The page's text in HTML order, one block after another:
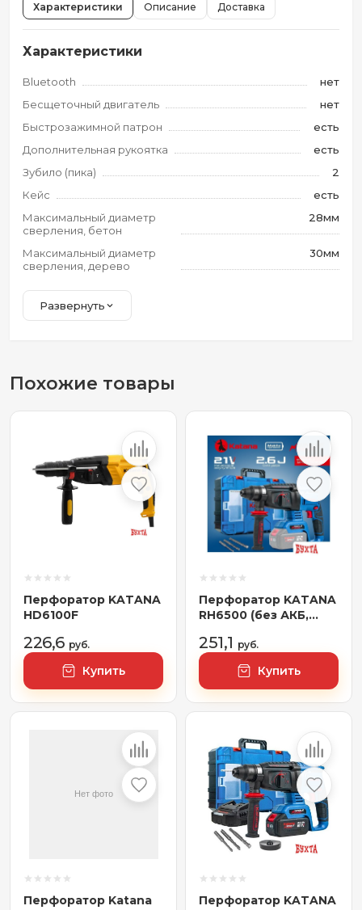
Характеристики Описание Доставка
Характеристики
Bluetooth
нет
Бесщеточный двигатель
нет
Быстрозажимной патрон
есть
Дополнительная рукоятка
есть
Зубило (пика)
2
Кейс
есть
Максимальный диаметр
сверления, бетон
28мм
Максимальный диаметр
сверления, дерево
30мм
Развернуть
Похожие товары
Перфоратор KATANA
HD6100F
226,6 руб.
Купить
Перфоратор KATANA
RH6500 (без АКБ,
251,1 руб.
Купить
Перфоратор Katana
Перфоратор KATANA